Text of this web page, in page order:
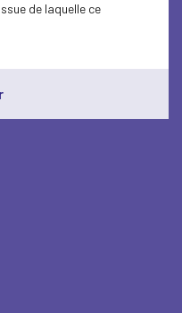
de laquelle ce